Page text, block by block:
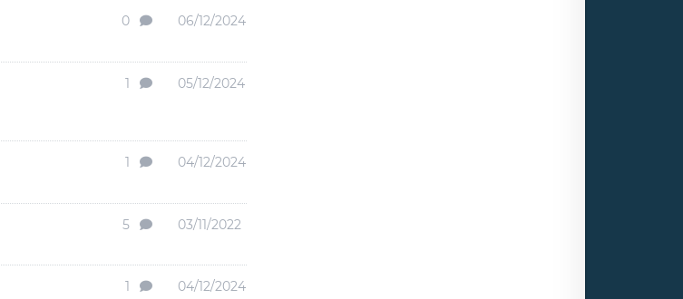
0 06/12/2024
1 05/12/2024
1 04/12/2024
5 03/11/2022
1 04/12/2024